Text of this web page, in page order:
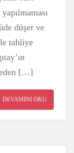
düşer ve
tahliye
[…]
DEVAMINI OKU